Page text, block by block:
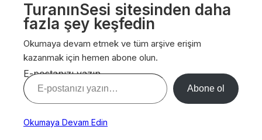
TuranınSesi sitesinden daha
fazla şey keşfedin
Okumaya devam etmek ve tüm arşive erişim
kazanmak için hemen abone olun.
E-postanızı yazın…
Abone ol
Okumaya Devam Edin